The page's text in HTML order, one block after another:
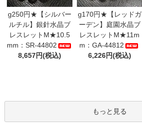
g250円★【シルバー
ルチル】銀針水晶ブ
レスレットM★10.5
mm：SR-44802
8,657円(税込)
g170円★【レッドガ
ーデン】庭園水晶ブ
レスレットM★11m
m：GA-44812
6,226円(税込)
もっと見る